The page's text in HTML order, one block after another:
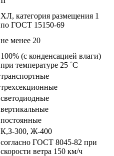
ХЛ, категория размещения 1
по ГОСТ 15150-69
не менее 20
100% (с конденсацией влаги)
при температуре 25 ˚С
транспортные
трехсекционные
светодиодные
вертикальные
постоянные
К,З-300, Ж-400
согласно ГОСТ 8045-82 при
скорости ветра 150 км/ч